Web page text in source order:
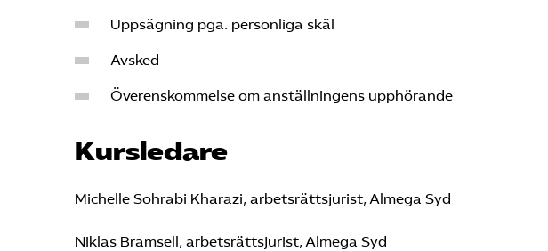
Uppsägning pga. personliga skäl
Avsked
Överenskommelse om anställningens upphörande
Kursledare
Michelle Sohrabi Kharazi, arbetsrättsjurist, Almega Syd
Niklas Bramsell, arbetsrättsjurist, Almega Syd